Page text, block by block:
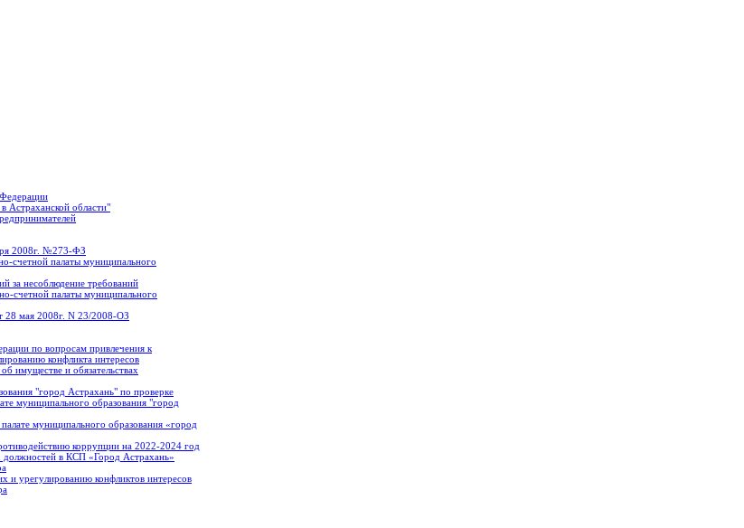
Астраханской области"
2008г. №273-ФЗ
счетной палаты муниципального
за несоблюдение требований
счетной палаты муниципального
28 мая 2008г. N 23/2008-ОЗ
по вопросам привлечения к
конфликта интересов
имуществе и обязательствах
"город Астрахань" по проверке
муниципального образования "город
муниципального образования «город
коррупции на 2022-2024 год
в КСП «Город Астрахань»
урегулированию конфликтов интересов